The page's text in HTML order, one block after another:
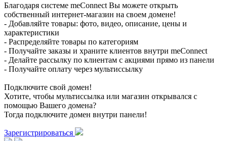
Благодаря системе meConnect Вы можете открыть
собственный интернет-магазин на своем домене!
- Добавляйте товары: фото, видео, описание, цены и
характеристики
- Распределяйте товары по категориям
- Получайте заказы и храните клиентов внутри meConnect
- Делайте рассылку по клиентам с акциями прямо из панели
- Получайте оплату через мультиссылку
Подключите свой домен!
Хотите, чтобы мультиссылка или магазин открывался с
помощью Вашего домена?
Тогда подключите домен внутри панели!
Зарегистрироваться